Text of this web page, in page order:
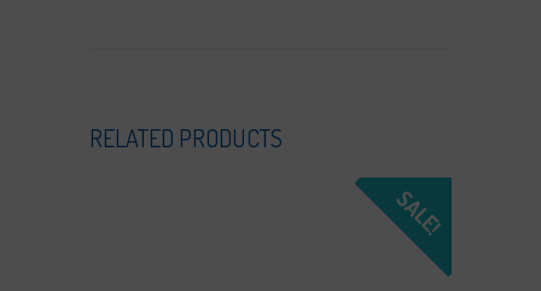
RELATED PRODUCTS
SALE!